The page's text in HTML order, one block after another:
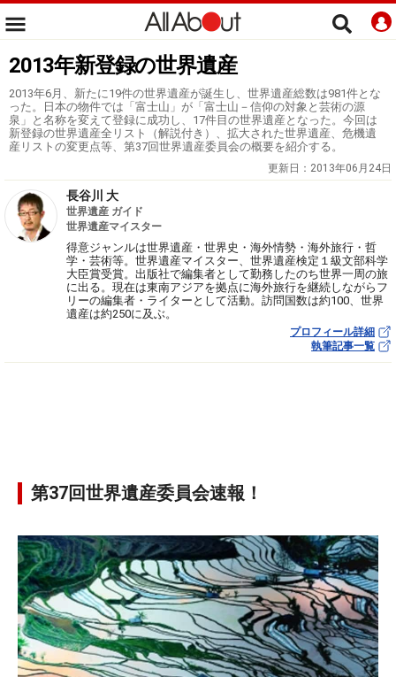
2013年新登録の世界遺産
2013年6月、新たに19件の世界遺産が誕生し、世界遺産総数は981件とな
った。日本の物件では「富士山」が「富士山－信仰の対象と芸術の源
泉」と名称を変えて登録に成功し、17件目の世界遺産となった。今回は
新登録の世界遺産全リスト（解説付き）、拡大された世界遺産、危機遺
産リストの変更点等、第37回世界遺産委員会の概要を紹介する。
更新日： 2013年06月24日
長谷川 大
世界遺産 ガイド
世界遺産マイスター
得意ジャンルは世界遺産・世界史・海外情勢・海外旅行・哲
学・芸術等。世界遺産マイスター、世界遺産検定１級文部科学
大臣賞受賞。出版社で編集者として勤務したのち世界一周の旅
に出る。現在は東南アジアを拠点に海外旅行を継続しながらフ
リーの編集者・ライターとして活動。訪問国数は約100、世界
遺産は約250に及ぶ。
プロフィール詳細
執筆記事一覧
第37回世界遺産委員会速報！